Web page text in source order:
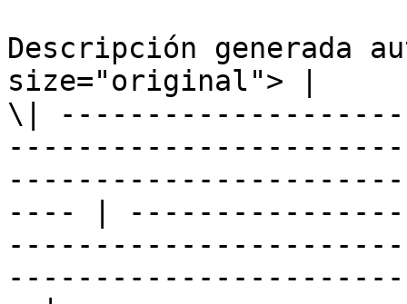
Descripción generada
size="original"> |
\|
---- |